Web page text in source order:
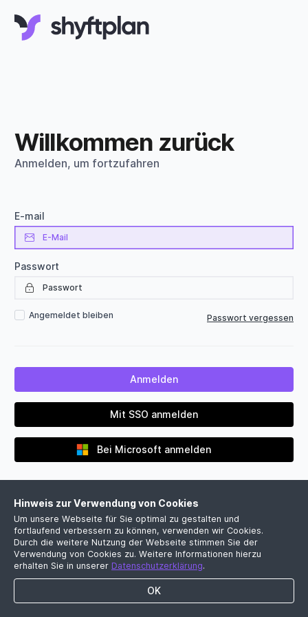
Willkommen zurück
Anmelden, um fortzufahren
E-mail
Passwort
Angemeldet bleiben Passwort vergessen
Mit SSO anmelden
Bei Microsoft anmelden
Noch kein Firmenkonto?
Jetzt kostenlose Demo vereinbaren
Hinweis zur Verwendung von Cookies
Um unsere Webseite für Sie optimal zu gestalten und
fortlaufend verbessern zu können, verwenden wir Cookies.
Durch die weitere Nutzung der Webseite stimmen Sie der
Verwendung von Cookies zu. Weitere Informationen hierzu
erhalten Sie in unserer Datenschutzerklärung.
OK